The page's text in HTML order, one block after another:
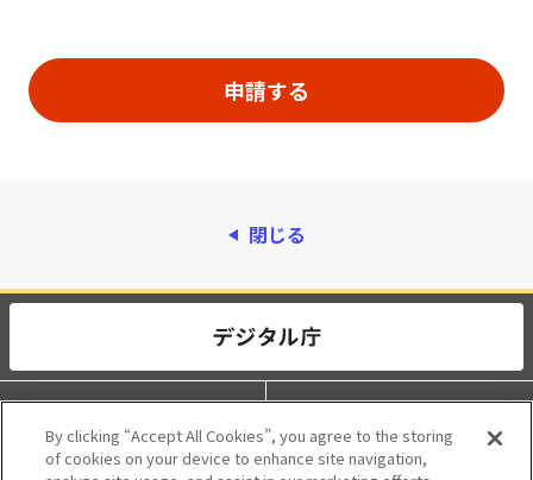
閉じる
動作環境 個人情報保護
利用規約 アクセシビリティ
By clicking “Accept All Cookies”, you agree to the storing
of cookies on your device to enhance site navigation,